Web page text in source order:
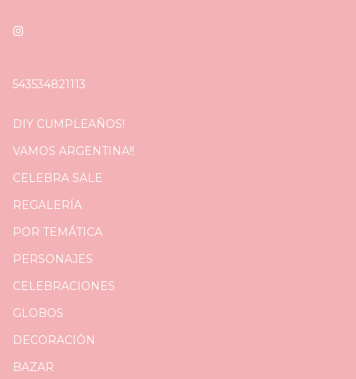
543534821113
DIY CUMPLEAÑOS!
VAMOS ARGENTINA!!
CELEBRA SALE
REGALERÍA
POR TEMÁTICA
PERSONAJES
CELEBRACIONES
GLOBOS
DECORACIÓN
BAZAR